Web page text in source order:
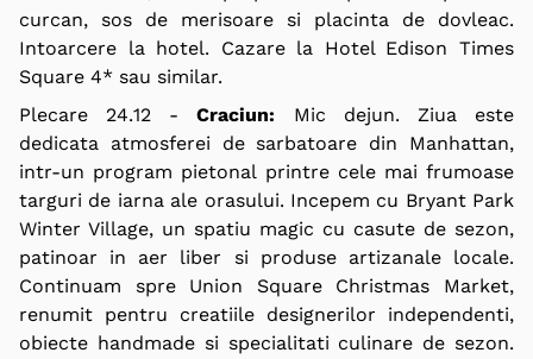
curcan, sos de merisoare si placinta de dovleac.
Intoarcere la hotel. Cazare la Hotel Edison Times
Square 4* sau similar.
Plecare 24.12 -Craciun: Mic dejun. Ziua este
dedicata atmosferei de sarbatoare din Manhattan,
intr-un program pietonal printre cele mai frumoase
targuri de iarna ale orasului. Incepem cu Bryant Park
Winter Village, un spatiu magic cu casute de sezon,
patinoar in aer liber si produse artizanale locale.
Continuam spre Union Square Christmas Market,
renumit pentru creatiile designerilor independenti,
obiecte handmade si specialitati culinare de sezon.